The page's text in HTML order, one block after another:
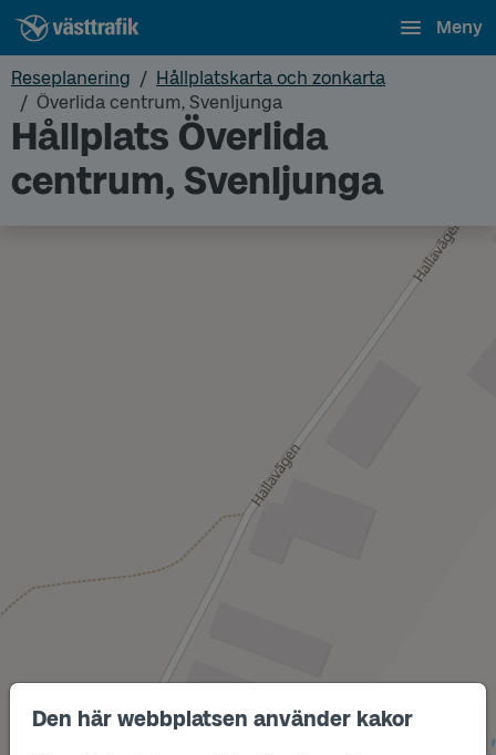
Den här webbplatsen använder kakor
Meny
Reseplanering
Hållplatskarta och zonkarta
Överlida centrum, Svenljunga
Hållplats Överlida
centrum, Svenljunga